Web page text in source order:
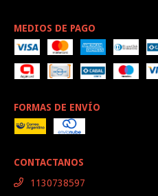
MEDIOS DE PAGO
FORMAS DE ENVÍO
CONTACTANOS
1130738597